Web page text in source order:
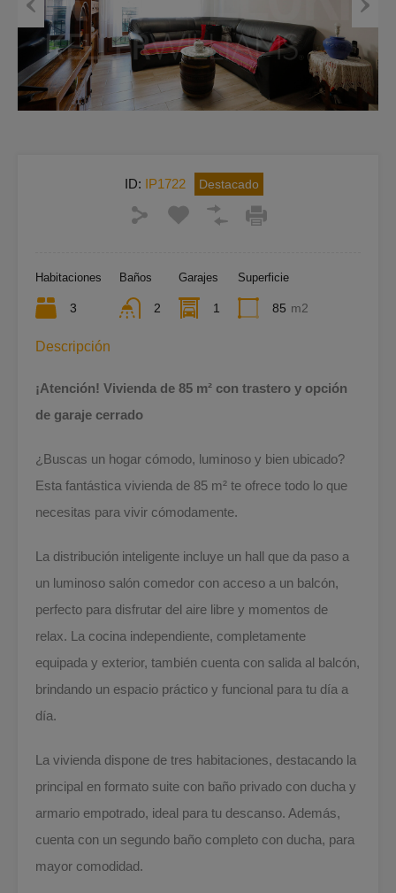
Previous Next
ID: IP1722 Destacado
Habitaciones
3
Baños
2
Garajes
1
Superficie
85 m2
Descripción
¡Atención! Vivienda de 85 m² con trastero y opción
de garaje cerrado
¿Buscas un hogar cómodo, luminoso y bien ubicado?
Esta fantástica vivienda de 85 m² te ofrece todo lo que
necesitas para vivir cómodamente.
La distribución inteligente incluye un hall que da paso a
un luminoso salón comedor con acceso a un balcón,
perfecto para disfrutar del aire libre y momentos de
relax. La cocina independiente, completamente
equipada y exterior, también cuenta con salida al balcón,
brindando un espacio práctico y funcional para tu día a
día.
La vivienda dispone de tres habitaciones, destacando la
principal en formato suite con baño privado con ducha y
armario empotrado, ideal para tu descanso. Además,
cuenta con un segundo baño completo con ducha, para
mayor comodidad.